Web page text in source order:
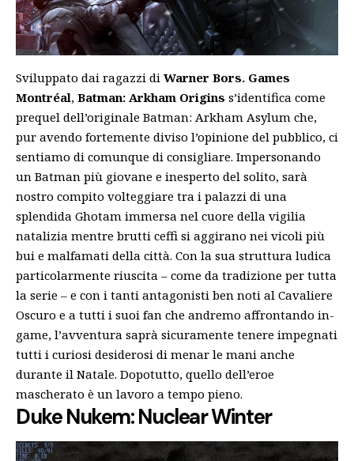
Sviluppato dai ragazzi di Warner Bors. Games
Montréal, Batman: Arkham Origins s’identifica come
prequel dell’originale Batman: Arkham Asylum che,
pur avendo fortemente diviso l’opinione del pubblico, ci
sentiamo di comunque di consigliare. Impersonando
un Batman più giovane e inesperto del solito, sarà
nostro compito volteggiare tra i palazzi di una
splendida Ghotam immersa nel cuore della vigilia
natalizia mentre brutti ceffi si aggirano nei vicoli più
bui e malfamati della città. Con la sua struttura ludica
particolarmente riuscita – come da tradizione per tutta
la serie – e con i tanti antagonisti ben noti al Cavaliere
Oscuro e a tutti i suoi fan che andremo affrontando in-
game, l’avventura saprà sicuramente tenere impegnati
tutti i curiosi desiderosi di menar le mani anche
durante il Natale. Dopotutto, quello dell’eroe
mascherato è un lavoro a tempo pieno.
Duke Nukem: Nuclear Winter